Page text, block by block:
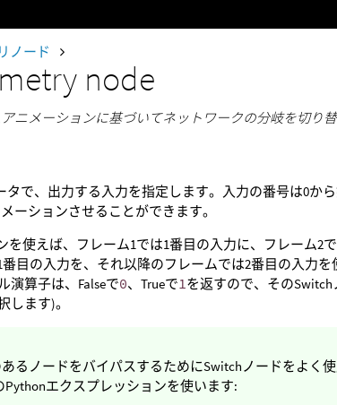
ノード
node
ニメーションに基づいてネットワークの分岐を切り替
タで、出力する入力を指定します。入力の番号は0か
ーションさせることができます。
を使えば、フレーム1では1番目の入力に、フレーム2
目の入力を、それ以降のフレームでは2番目の入力を
演算子は、Falseで0、Trueで1を返すので、その
します)。
るノードをバイパスするためにSwitchノードをよく使
エクスプレッションを使います: